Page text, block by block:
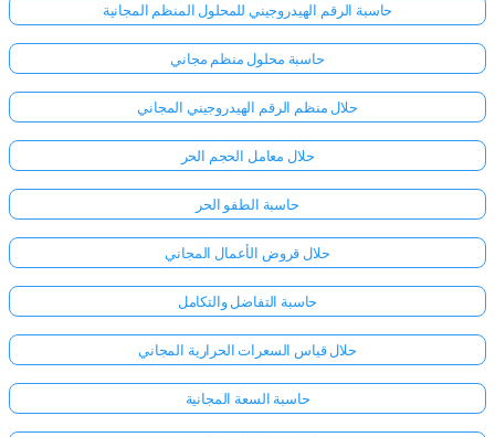
حاسبة الرقم الهيدروجيني للمحلول المنظم المجانية
حاسبة محلول منظم مجاني
حلال منظم الرقم الهيدروجيني المجاني
حلال معامل الحجم الحر
حاسبة الطفو الحر
حلال قروض الأعمال المجاني
حاسبة التفاضل والتكامل
حلال قياس السعرات الحرارية المجاني
حاسبة السعة المجانية